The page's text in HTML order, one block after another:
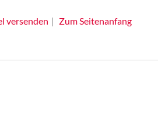
versenden Zum Seitenanfang